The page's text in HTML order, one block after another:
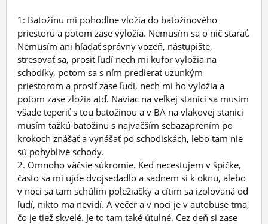
1: Batožinu mi pohodlne vložia do batožinového
priestoru a potom zase vyložia. Nemusím sa o nič starať.
Nemusím ani hľadať správny vozeň, nástupište,
stresovať sa, prosiť ľudí nech mi kufor vyložia na
schodíky, potom sa s ním predierať uzunkým
priestorom a prosiť zase ľudí, nech mi ho vyložia a
potom zase zložia atď. Naviac na veľkej stanici sa musím
všade teperiť s tou batožinou a v BA na vlakovej stanici
musím ťažkú batožinu s najväčším sebazaprením po
krokoch znášať a vynášať po schodiskách, lebo tam nie
sú pohyblivé schody.
2. Omnoho väčsie súkromie. Keď necestujem v špičke,
často sa mi ujde dvojsedadlo a sadnem si k oknu, alebo
v noci sa tam schúlim poležiačky a cítim sa izolovaná od
ľudí, nikto ma nevidí. A večer a v noci je v autobuse tma,
čo je tiež skvelé. Je to tam také útulné. Cez deň si zase